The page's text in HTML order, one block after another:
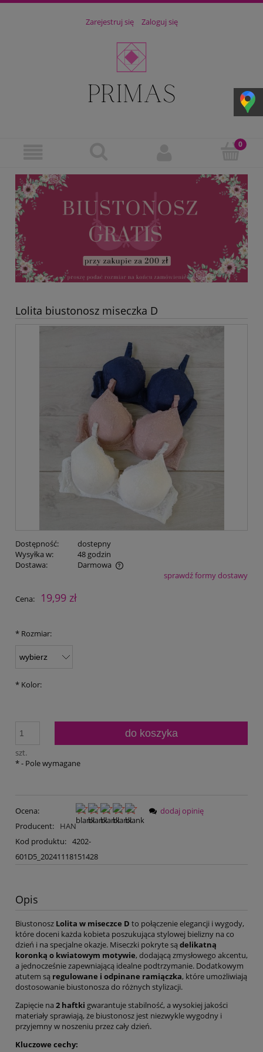
Zarejestruj się Zaloguj się
Lolita biustonosz miseczka D
Dostępność:
dostepny
Wysyłka w:
48 godzin
Dostawa:
Darmowa
Cena nie zawiera ewentualnych kosztów płatnościsprawdź formy dostawy
Cena: 19,99 zł
* Rozmiar:
* Kolor:
szt.
do koszyka
*- Pole wymagane
Ocena:
Producent:
HAN
Kod produktu: 4202-
601D5_20241118151428
dodaj opinię
Opis
Biustonosz Lolita w miseczce D to połączenie elegancji i wygody,
które doceni każda kobieta poszukująca stylowej bielizny na co
dzień i na specjalne okazje. Miseczki pokryte są delikatną
koronką o kwiatowym motywie, dodającą zmysłowego akcentu,
a jednocześnie zapewniającą idealne podtrzymanie. Dodatkowym
atutem są regulowane i odpinane ramiączka, które umożliwiają
dostosowanie biustonosza do różnych stylizacji.
Zapięcie na 2 haftki gwarantuje stabilność, a wysokiej jakości
materiały sprawiają, że biustonosz jest niezwykle wygodny i
przyjemny w noszeniu przez cały dzień.
Kluczowe cechy: